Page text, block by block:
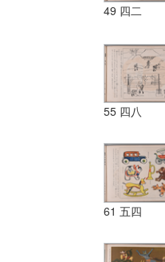
49 四二
55 四八
61 五四